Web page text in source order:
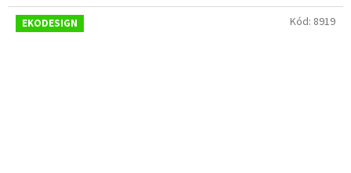
EKODESIGN Kód: 8919